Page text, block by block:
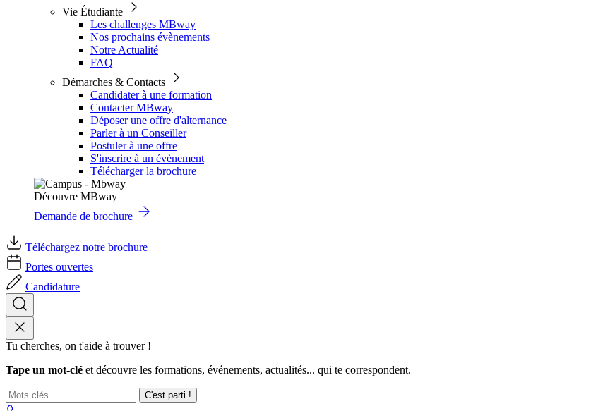
Vie Étudiante
Les challenges MBway
Nos prochains évènements
Notre Actualité
FAQ
Démarches & Contacts
Candidater à une formation
Contacter MBway
Déposer une offre d'alternance
Parler à un Conseiller
Postuler à une offre
S'inscrire à un évènement
Télécharger la brochure
Découvre MBway
Demande de brochure
Téléchargez notre brochure
Portes ouvertes
Candidature
Tu cherches, on t'aide à trouver !
Tape un mot-clé et découvre les formations, événements, actualités... qui te correspondent.
C'est parti !